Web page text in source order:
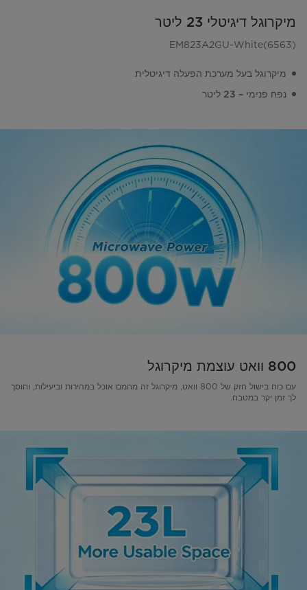
מיקרוגל דיגיטלי 23 ליטר
EM823A2GU-White(6563)
מיקרוגל בעל מערכת הפעלה דיגיטלית
נפח פנימי – 23 ליטר
800 וואט עוצמת מיקרוגל
עם כוח בישול חזק של 800 וואט, מיקרוגל זה מחמם אוכל במהירות וביעילות, וחוסך
לך זמן יקר במטבח.